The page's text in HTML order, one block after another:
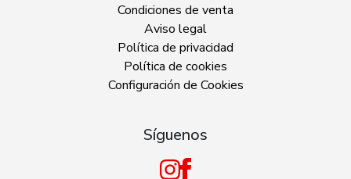
Condiciones de venta
Aviso legal
Política de privacidad
Política de cookies
Configuración de Cookies
Síguenos